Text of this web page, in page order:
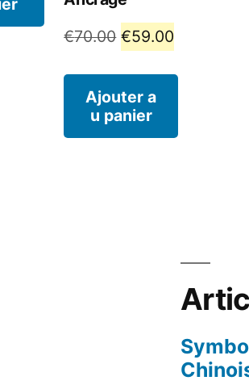
€70.00 Le
initial
était :
€59.00
Ajouter a
u panier